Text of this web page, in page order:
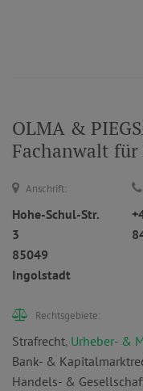
OLMA &
Fachanwalt
Anschrift:
Hohe-Schul-Str.
3
85049
Ingolstadt
Rechtsgebiete:
Strafrecht, Urheber- &
Bank- &
Handels- &